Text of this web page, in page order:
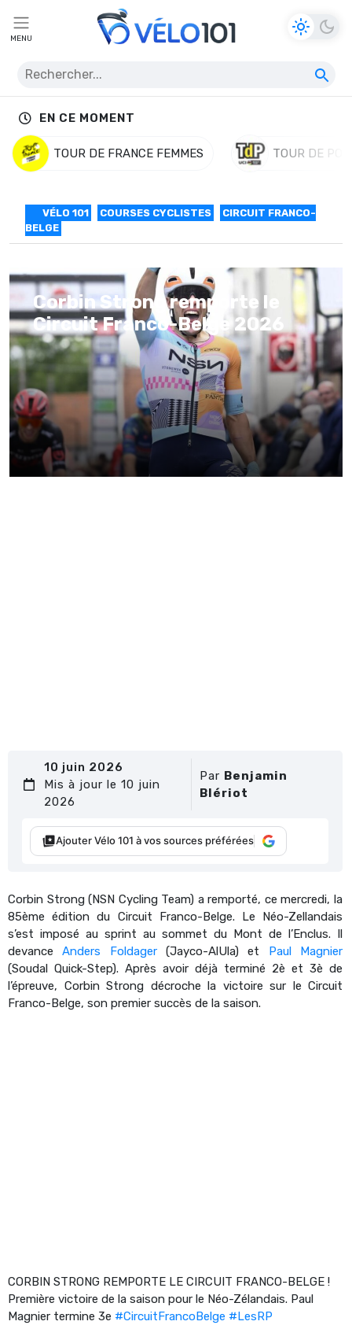
MENU
EN CE MOMENT
TOUR DE FRANCE FEMMES TOUR DE
VÉLO 101 COURSES CYCLISTES
CIRCUIT FRANCO-
BELGE
Corbin Strong remporte le
Circuit Franco-Belge 2026
10 juin 2026
Mis à jour le 10 juin
2026
Par Benjamin
Blériot
Ajouter Vélo 101 à vos sources préférées
Corbin Strong (NSN Cycling Team) a remporté, ce mercredi, la
85ème édition du Circuit Franco-Belge. Le Néo-Zellandais
s’est imposé au sprint au sommet du Mont de l’Enclus. Il
devanceAnders Foldager(Jayco-AlUla) et Paul Magnier
(Soudal Quick-Step). Après avoir déjà terminé 2è et 3è de
l’épreuve, Corbin Strong décroche la victoire sur le Circuit
Franco-Belge, son premier succès de la saison.
CORBIN STRONG REMPORTE LE CIRCUIT FRANCO-BELGE !
Première victoire de la saison pour le Néo-Zélandais. Paul
Magnier termine 3e #CircuitFrancoBelge #LesRP